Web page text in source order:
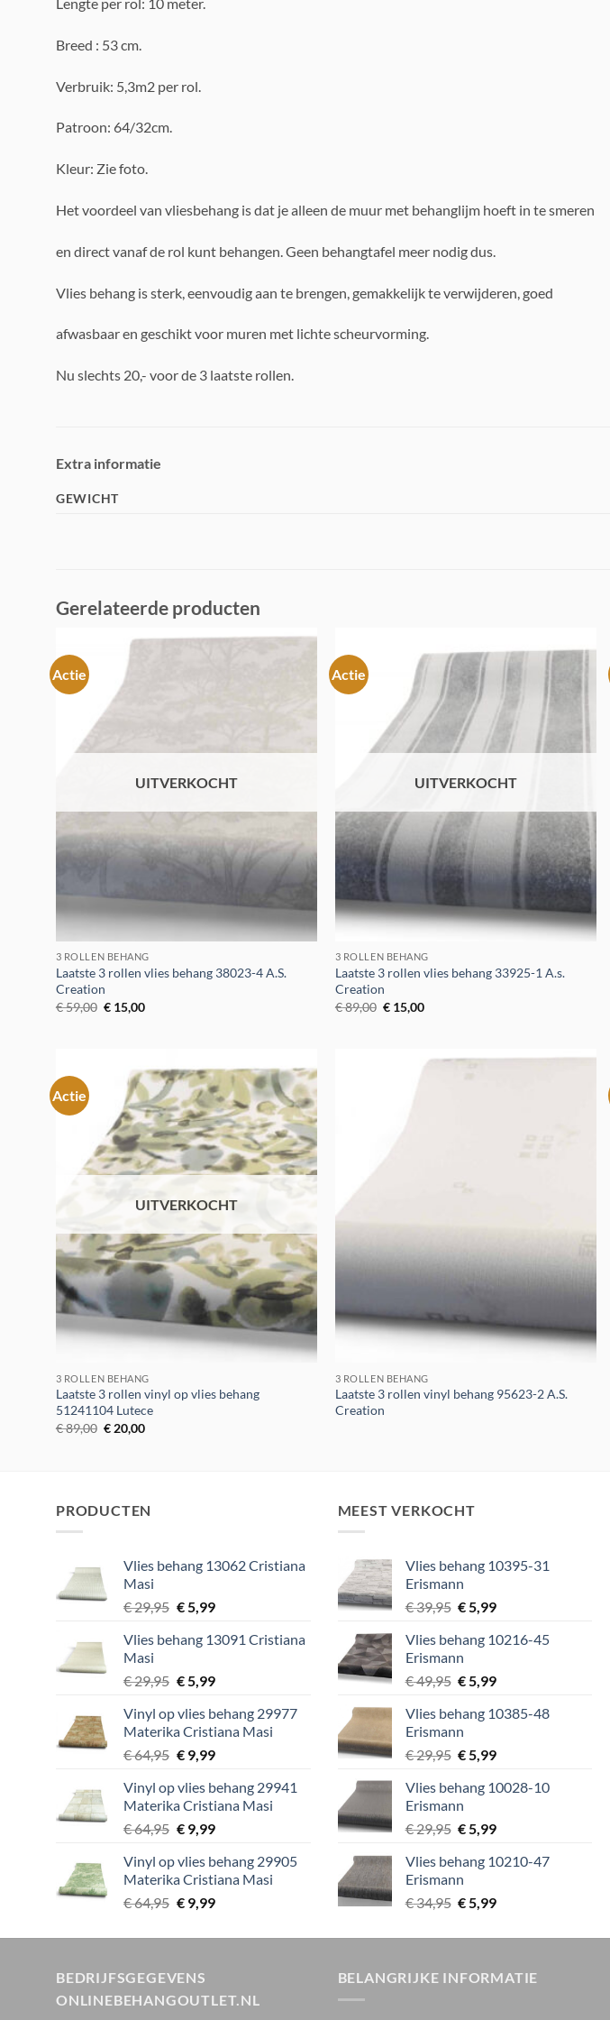
Breed : 53 cm.
Verbruik: 5,3m2 per rol.
Patroon: 64/32cm.
Kleur: Zie foto.
Het voordeel van vliesbehang is dat je alleen de muur met behanglijm hoeft in te smeren
en direct vanaf de rol kunt behangen. Geen behangtafel meer nodig dus.
Vlies behang is sterk, eenvoudig aan te brengen, gemakkelijk te verwijderen, goed
afwasbaar en geschikt voor muren met lichte scheurvorming.
Nu slechts 20,- voor de 3 laatste rollen.
Extra informatie
GEWICHT
Gerelateerde producten
Actie
UITVERKOCHT
3 ROLLEN BEHANG
Laatste 3 rollen vlies behang 38023-4 A.S.
Creation
€59,00 Oorspronkelijke
prijs
€ 15,00Huidige
Actie
UITVERKOCHT
3 ROLLEN BEHANG
Laatste 3 rollen vlies behang 33925-1 A.s.
Creation
€89,00 Oorspronkelijke
prijs
€ 15,00Huidige
Actie
Toevoegen
aan
verlanglijst
UITVERKOCHT
3 ROLLEN BEHANG
Laatste 3 rollen vinyl op vlies behang
51241104 Lutece
€89,00 Oorspronkelijke
prijs
€ 20,00Huidige
3 ROLLEN BEHANG
Laatste 3 rollen vinyl behang 95623-2 A.S.
Creation
PRODUCTEN
Vlies behang 13062 Cristiana
Masi
€29,95 Oorspronkelijke
was:
€5,99Huidige
is:
Vlies behang 13091 Cristiana
Masi
€29,95 Oorspronkelijke
was:
€ 29,95.
€5,99Huidige
is:
€ 5,99.
Vinyl op vlies behang 29977
Materika Cristiana Masi
€64,95 Oorspronkelijke
was:
€ 64,95.
€9,99Huidige
is:
€ 9,99.
Vinyl op vlies behang 29941
Materika Cristiana Masi
€64,95 Oorspronkelijke
was:
€ 64,95.
€9,99Huidige
is:
€ 9,99.
Vinyl op vlies behang 29905
Materika Cristiana Masi
€64,95 Oorspronkelijke
was:
€9,99Huidige
is:
MEEST VERKOCHT
Vlies behang 10395-31
Erismann
€39,95 Oorspronkelijke
was:
€ 39,95.
€5,99Huidige
is:
Vlies behang 10216-45
Erismann
€49,95 Oorspronkelijke
was:
€ 49,95.
€5,99Huidige
is:
Vlies behang 10385-48
Erismann
€29,95 Oorspronkelijke
was:
€ 29,95.
€5,99Huidige
is:
Vlies behang 10028-10
Erismann
€29,95 Oorspronkelijke
was:
€ 29,95.
€5,99Huidige
is:
Vlies behang 10210-47
Erismann
€34,95 Oorspronkelijke
was:
€5,99Huidige
is:
BEDRIJFSGEGEVENS
ONLINEBEHANGOUTLET.NL
BELANGRIJKE INFORMATIE